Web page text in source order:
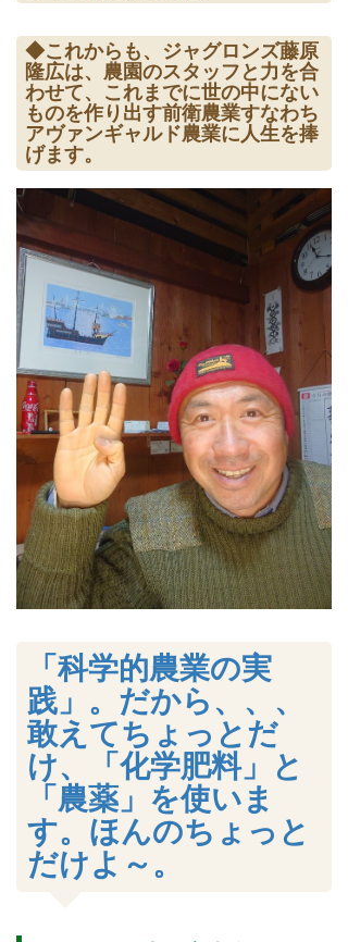
◆これからも、ジャグロンズ藤原
隆広は、農園のスタッフと力を合
わせて、これまでに世の中にない
ものを作り出す前衛農業すなわち
アヴァンギャルド農業に人生を捧
げます。
「科学的農業の実
践」。だから、、、
敢えてちょっとだ
け、「化学肥料」と
「農薬」を使いま
す。ほんのちょっと
だけよ～。